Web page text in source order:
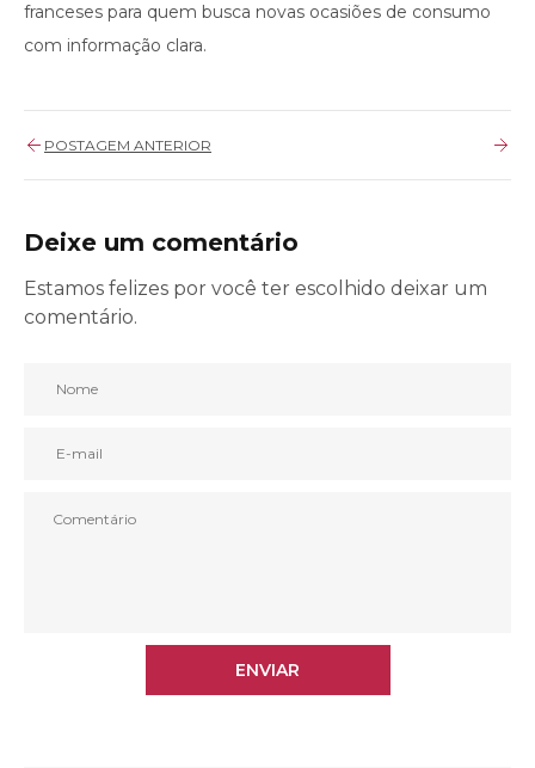
franceses para quem busca novas ocasiões de consumo
com informação clara.
POSTAGEM ANTERIOR
Deixe um comentário
Estamos felizes por você ter escolhido deixar um
comentário.
ENVIAR